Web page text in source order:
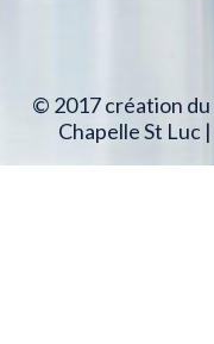
© 2017 création
Chapelle St Luc